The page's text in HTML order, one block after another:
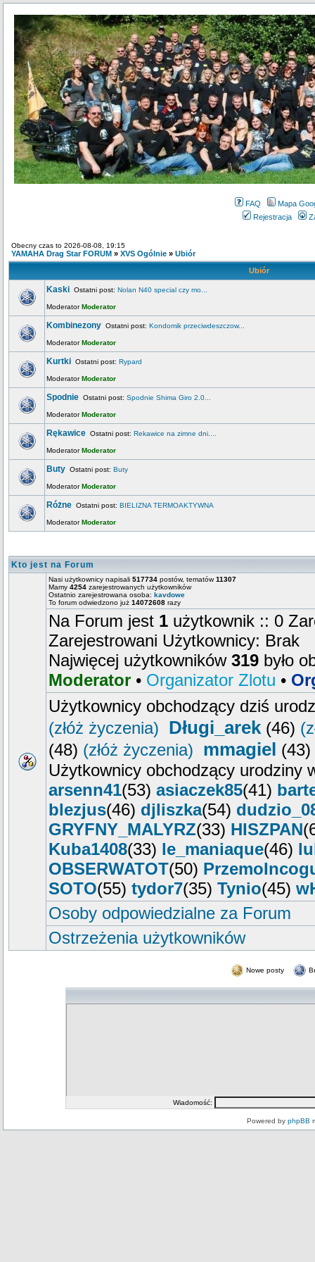
FAQ
Mapa
Rejestracja
Obecny czas to 2026-08-08, 19:15
YAMAHA Drag Star FORUM » XVS Ogólnie » Ubiór
Ubiór
Kaski Ostatni post: Nolan N40 special czy mo...
ModeratorModerator
Kombinezony Ostatni post: Kondomik przeciwdeszczow...
ModeratorModerator
Kurtki Ostatni post: Rypard
ModeratorModerator
Spodnie Ostatni post: Spodnie Shima Giro 2.0...
ModeratorModerator
Rękawice Ostatni post: Rekawice na zimne dni....
ModeratorModerator
Buty Ostatni post: Buty
ModeratorModerator
Różne Ostatni post: BIELIZNA TERMOAKTYWNA
ModeratorModerator
Kto jest na Forum
Nasi użytkownicy napisali 517734 postów, tematów11307
Mamy 4254 zarejestrowanych użytkowników
Ostatnio zarejestrowana osoba: kavdowe
To forum odwiedzono już 14072608 razy
Na Forum jest 1 użytkownik :: 0
Zarejestrowani Użytkownicy: Brak
Najwięcej użytkowników 319 było
Moderator • Organizator Zlotu •
Użytkownicy obchodzący dziś
(złóż życzenia) Długi_arek (46)
(48) (złóż życzenia) mmagiel (43)
Użytkownicy obchodzący urodziny
arsenn41(53) asiaczek85(41)
blezjus(46) djliszka(54)
GRYFNY_MALYRZ(33) HISZPAN
Kuba1408(33) le_maniaque(46)
OBSERWATOT(50)
SOTO(55) tydor7(35) Tynio(45)
Osoby odpowiedzialne za Forum
Ostrzeżenia użytkowników
Nowe posty
Wiadomość:
Powered by phpBB